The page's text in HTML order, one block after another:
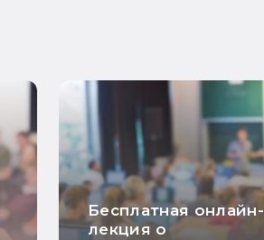
Бесплатная онлайн-
лекция о